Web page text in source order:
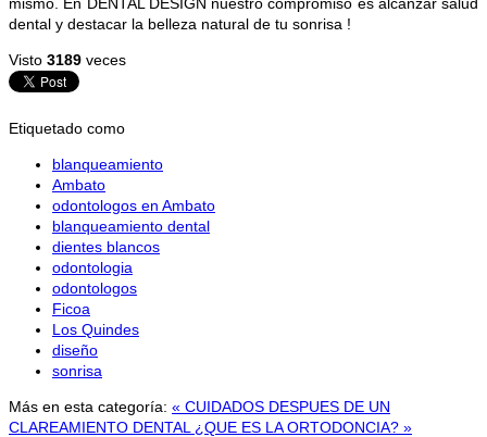
dental y destacar la belleza natural de tu sonrisa !
Visto 3189 veces
Etiquetado como
blanqueamiento
Ambato
odontologos en Ambato
blanqueamiento dental
dientes blancos
odontologia
odontologos
Ficoa
Los Quindes
diseño
sonrisa
Más en esta categoría: « CUIDADOS DESPUES DE UN
CLAREAMIENTO DENTAL ¿QUE ES LA ORTODONCIA? »